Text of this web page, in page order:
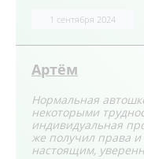
1 сентября 2024
Артём
Нормальная
некоторыми
индивидуальная
же получил права и
настоящим,